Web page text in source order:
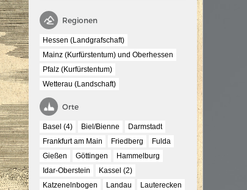
DEMOCRACY
Regionen
Hessen (Landgrafschaft)
Mainz (Kurfürstentum) und Oberhessen
Pfalz (Kurfürstentum)
Wetterau (Landschaft)
Orte
Basel (4) Biel/Bienne
Darmstadt
Frankfurt am Main
Friedberg
Fulda
Gießen
Göttingen
Hammelburg
Idar-Oberstein
Kassel (2)
Katzenelnbogen
Landau
Lauterecken